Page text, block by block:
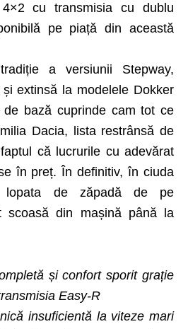
cu transmisia cu dublu
pe piață din această
a versiunii Stepway,
extinsă la modelele Dokker
de bază cuprinde cam tot ce
Dacia, lista restrânsă de
că lucrurile cu adevărat
în preț. În definitiv, în ciuda
lopata de zăpadă de pe
scoasă din mașină până la
și confort sporit grație
Easy-R
insuficientă la viteze mari